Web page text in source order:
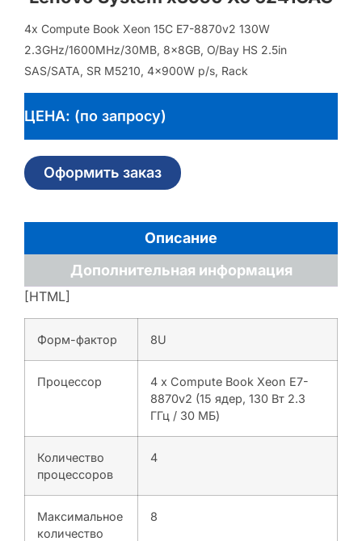
4x Compute Book Xeon 15C E7-8870v2 130W
2.3GHz/1600MHz/30MB, 8x8GB, O/Bay HS 2.5in
SAS/SATA, SR M5210, 4x900W p/s, Rack
ЦЕНА: (по запросу)
Оформить заказ
Описание
Дополнительная информация
[HTML]
Форм-фактор 8U
Процессор
4 x Compute Book Xeon E7-
8870v2 (15 ядер, 130 Вт 2.3
ГГц / 30 МБ)
Количество
процессоров
4
Максимальное
количество
8